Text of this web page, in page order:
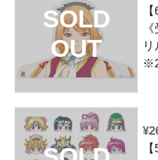
SOLD
OUT